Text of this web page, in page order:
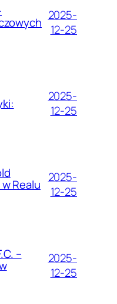
2025-
12-25
2025-
12-25
Realu 2025-
12-25
–
2025-
12-25